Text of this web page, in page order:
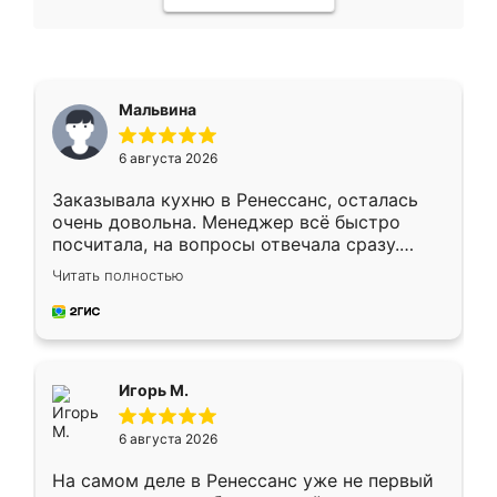
Мальвина
6 августа 2026
Заказывала кухню в Ренессанс, осталась
очень довольна. Менеджер всё быстро
посчитала, на вопросы отвечала сразу.
Замерщик приехал в субботу, подошёл к
делу со всей ответственностью. Собрали
за день, ребята работали аккуратно, даже
Читать полностью
Игорь М.
6 августа 2026
На самом деле в Ренессанс уже не первый